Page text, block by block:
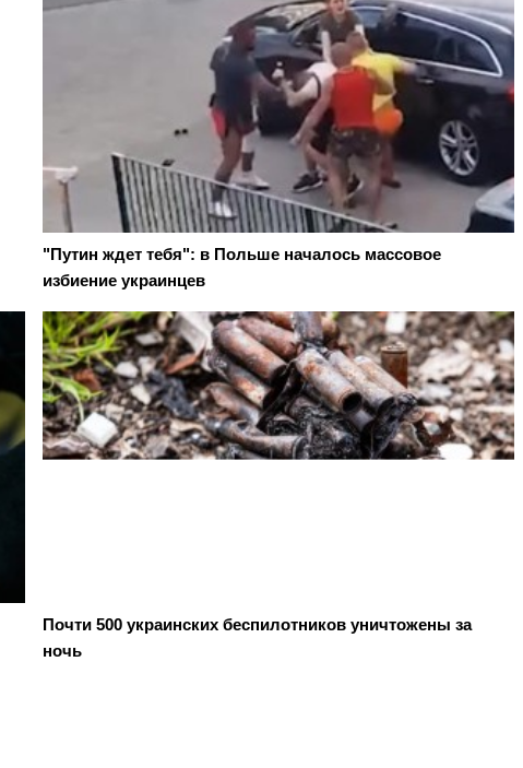
"Путин ждет тебя": в Польше началось массовое
избиение украинцев
Почти 500 украинских беспилотников уничтожены за
ночь